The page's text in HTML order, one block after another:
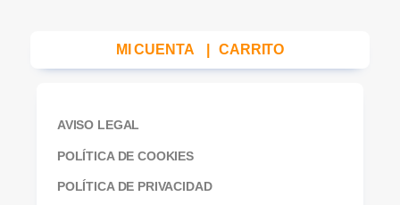
MI CUENTA CARRITO
AVISO LEGAL
POLÍTICA DE COOKIES
POLÍTICA DE PRIVACIDAD